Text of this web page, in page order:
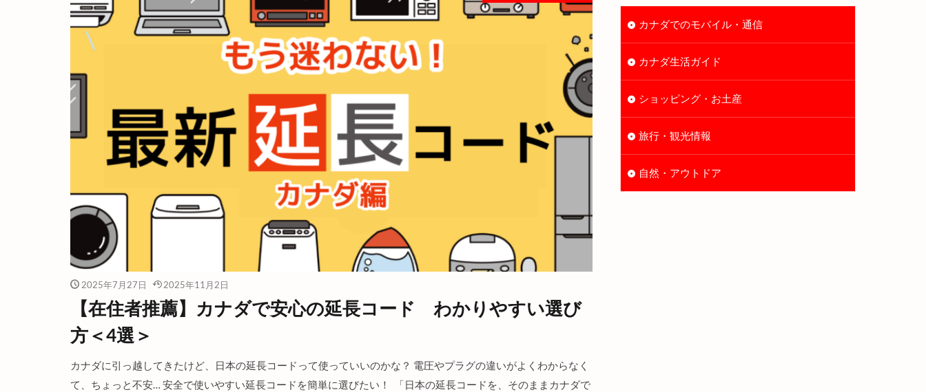
2025年7月27日 2025年11月2日
【在住者推薦】カナダで安心の延長コード わかりやすい選び
方＜4選＞
カナダに引っ越してきたけど、日本の延長コードって使っていいのかな？ 電圧やプラグの違いがよくわからなく
て、ちょっと不安… 安全で使いやすい延長コードを簡単に選びたい！ 「日本の延長コードを、そのままカナダで
カナダでのモバイル・通信
カナダ生活ガイド
ショッピング・お土産
旅行・観光情報
自然・アウトドア